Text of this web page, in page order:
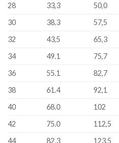
28
33,3 50,0
30
38.3 57,5
32
43,5 65,3
34
49.1 75,7
36
55.1 82,7
38
61.4 92,1
40
68.0 102
42
75.0 112,5
44
82,3 123,5